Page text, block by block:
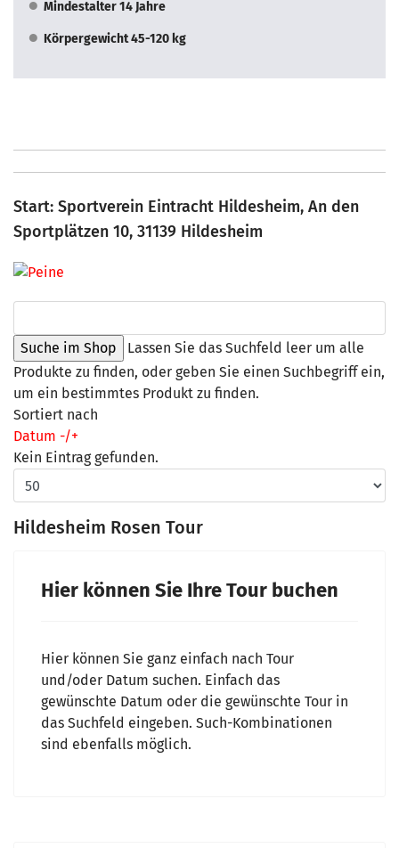
Mindestalter 14 Jahre
Körpergewicht 45-120 kg
Start: Sportverein Eintracht Hildesheim, An den
Sportplätzen 10, 31139 Hildesheim
Lassen Sie das Suchfeld leer um alle
Produkte zu finden, oder geben Sie einen Suchbegriff ein,
um ein bestimmtes Produkt zu finden.
Sortiert nach
Datum -/+
Kein Eintrag gefunden.
Hildesheim Rosen Tour
Hier können Sie Ihre Tour buchen
Hier können Sie ganz einfach nach Tour
und/oder Datum suchen. Einfach das
gewünschte Datum oder die gewünschte Tour in
das Suchfeld eingeben. Such-Kombinationen
sind ebenfalls möglich.